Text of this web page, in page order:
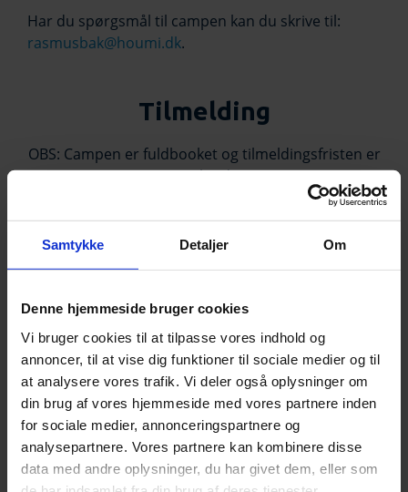
Samtykke Detaljer Om
Denne hjemmeside bruger cookies
Vi bruger cookies til at tilpasse vores indhold og
annoncer, til at vise dig funktioner til sociale medier og til
at analysere vores trafik. Vi deler også oplysninger om
din brug af vores hjemmeside med vores partnere inden
for sociale medier, annonceringspartnere og
analysepartnere. Vores partnere kan kombinere disse
data med andre oplysninger, du har givet dem, eller som
Har du spørgsmål til campen kan du skrive til:
rasmusbak@houmi.dk.
Tilmelding
OBS: Campen er fuldbooket og tilmeldingsfristen er
overskredet.
Ved at tilmelde dig nu, og inden den 15. maj kl.
12.00, har du mulighed for at komme på
venteliste
(Tilmeldingsfrist: Søndag den 1. maj 2022)
Ja tak, tilmeld mig En Weekend på HMI